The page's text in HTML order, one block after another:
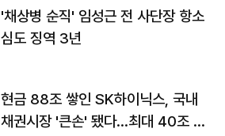
'채상병 순직' 임성근 전 사단장 항소
심도 징역 3년
현금 88조 쌓인 SK하이닉스, 국내
채권시장 '큰손' 됐다…최대 40조 투